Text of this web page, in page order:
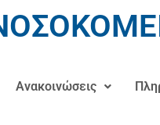
Ανακοινώσεις